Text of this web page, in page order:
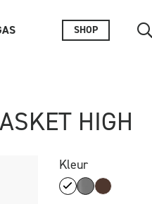
SHOP
HIGH
Kleur